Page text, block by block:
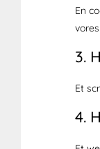
En
3.
Et
4.